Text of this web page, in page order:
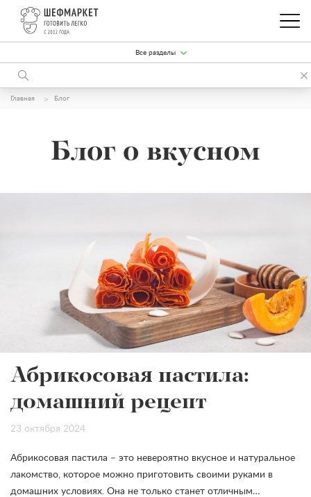
Все разделы
Главная Блог
Блог о вкусном
Абрикосовая пастила:
домашний рецепт
23 октября 2024
Абрикосовая пастила – это невероятно вкусное и натуральное
лакомство, которое можно приготовить своими руками в
домашних условиях. Она не только станет отличным…